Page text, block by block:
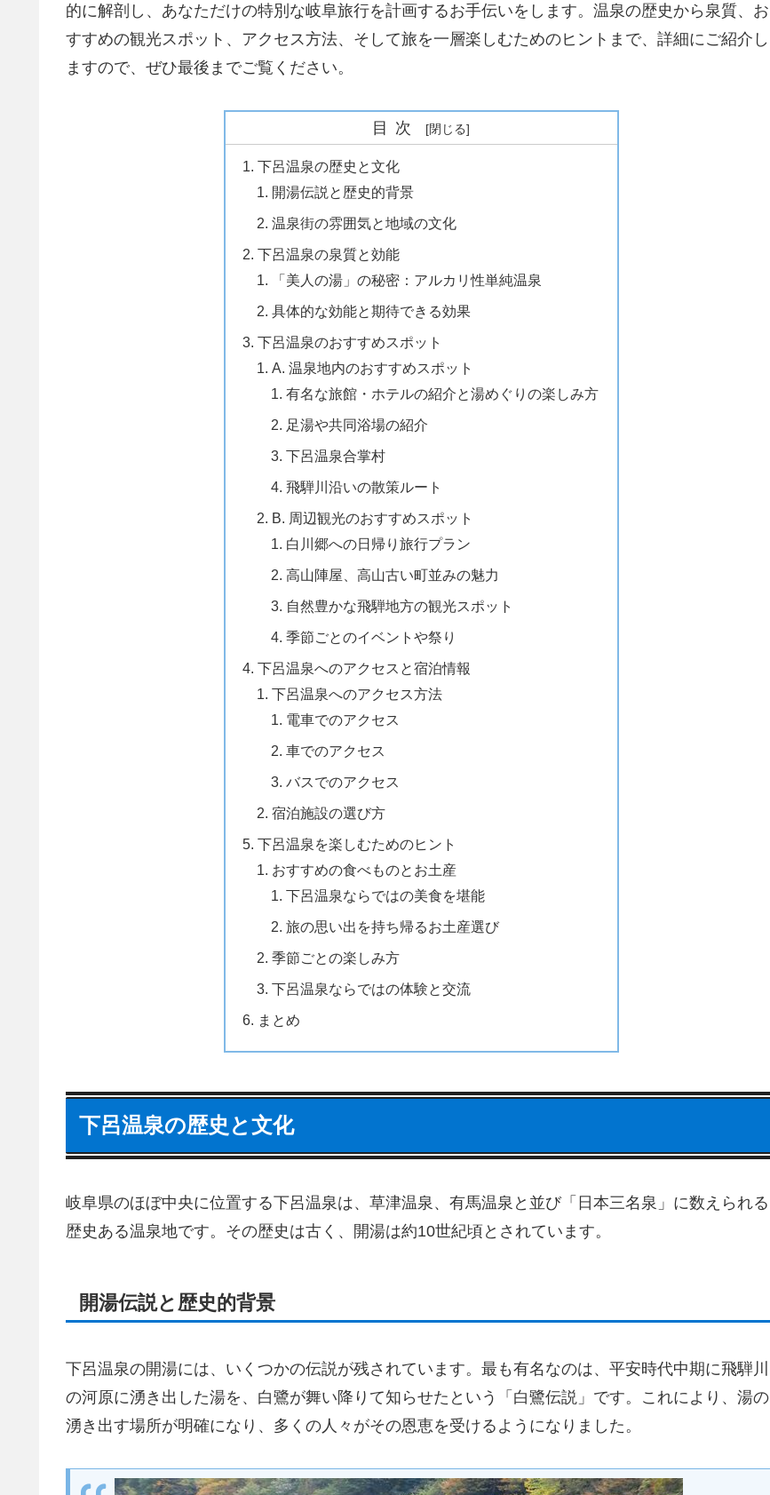
的に解剖し、あなただけの特別な岐阜旅行を計画するお手伝いをします。温泉の歴史から泉質、お
すすめの観光スポット、アクセス方法、そして旅を一層楽しむためのヒントまで、詳細にご紹介し
ますので、ぜひ最後までご覧ください。
目次
下呂温泉の歴史と文化
開湯伝説と歴史的背景
温泉街の雰囲気と地域の文化
下呂温泉の泉質と効能
「美人の湯」の秘密：アルカリ性単純温泉
具体的な効能と期待できる効果
下呂温泉のおすすめスポット
A. 温泉地内のおすすめスポット
有名な旅館・ホテルの紹介と湯めぐりの楽しみ方
足湯や共同浴場の紹介
下呂温泉合掌村
飛騨川沿いの散策ルート
B. 周辺観光のおすすめスポット
白川郷への日帰り旅行プラン
高山陣屋、高山古い町並みの魅力
自然豊かな飛騨地方の観光スポット
季節ごとのイベントや祭り
下呂温泉へのアクセスと宿泊情報
下呂温泉へのアクセス方法
電車でのアクセス
車でのアクセス
バスでのアクセス
宿泊施設の選び方
下呂温泉を楽しむためのヒント
おすすめの食べものとお土産
下呂温泉ならではの美食を堪能
旅の思い出を持ち帰るお土産選び
季節ごとの楽しみ方
下呂温泉ならではの体験と交流
まとめ
下呂温泉の歴史と文化
岐阜県のほぼ中央に位置する下呂温泉は、草津温泉、有馬温泉と並び「日本三名泉」に数えられる
歴史ある温泉地です。その歴史は古く、開湯は約10世紀頃とされています。
開湯伝説と歴史的背景
下呂温泉の開湯には、いくつかの伝説が残されています。最も有名なのは、平安時代中期に飛騨川
の河原に湧き出した湯を、白鷺が舞い降りて知らせたという「白鷺伝説」です。これにより、湯の
湧き出す場所が明確になり、多くの人々がその恩恵を受けるようになりました。